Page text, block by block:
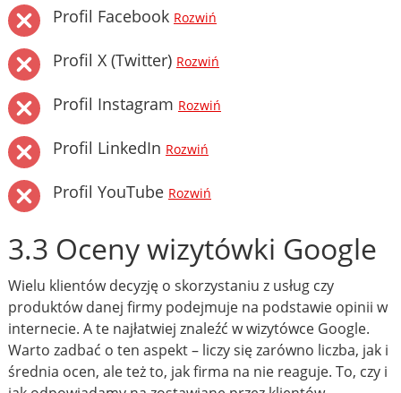
Profil Facebook Rozwiń
Profil X (Twitter) Rozwiń
Profil Instagram Rozwiń
Profil LinkedIn Rozwiń
Profil YouTube Rozwiń
3.3 Oceny wizytówki Google
Wielu klientów decyzję o skorzystaniu z usług czy
produktów danej firmy podejmuje na podstawie opinii w
internecie. A te najłatwiej znaleźć w wizytówce Google.
Warto zadbać o ten aspekt – liczy się zarówno liczba, jak i
średnia ocen, ale też to, jak firma na nie reaguje. To, czy i